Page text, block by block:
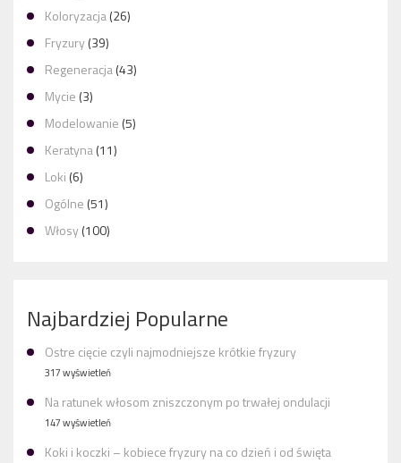
Koloryzacja(26)
Fryzury(39)
Regeneracja(43)
Mycie (3)
Modelowanie (5)
Keratyna(11)
Loki (6)
Ogólne (51)
Włosy(100)
Najbardziej Popularne
Ostre cięcie czyli najmodniejsze krótkie fryzury
317 wyświetleń
Na ratunek włosom zniszczonym po trwałej ondulacji
147 wyświetleń
Koki i koczki – kobiece fryzury na co dzień i od święta